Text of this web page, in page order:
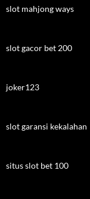
slot mahjong ways
slot gacor bet 200
joker123
slot garansi kekalahan
situs slot bet 100